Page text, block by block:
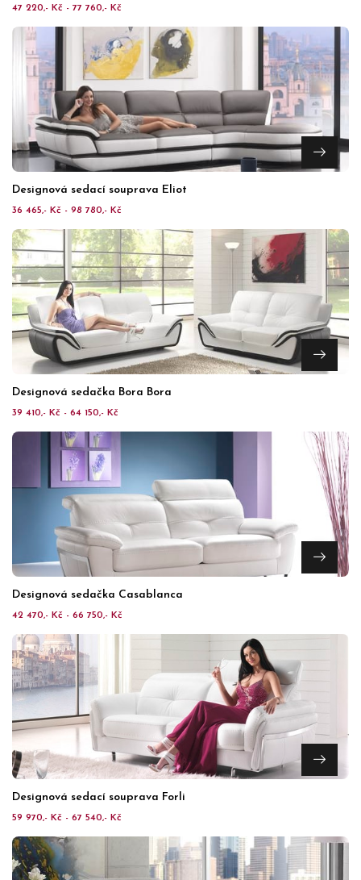
47 220,- Kč - 77 760,- Kč
Designová sedací souprava Eliot
36 465,- Kč - 98 780,- Kč
Designová sedačka Bora Bora
39 410,- Kč - 64 150,- Kč
Designová sedačka Casablanca
42 470,- Kč - 66 750,- Kč
Designová sedací souprava Forli
59 970,- Kč - 67 540,- Kč